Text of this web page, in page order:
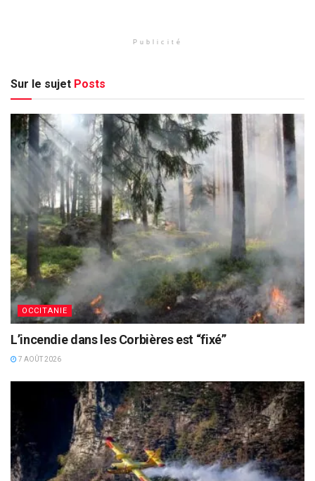
Publicité
Sur le sujet Posts
OCCITANIE
L’incendie dans les Corbières est “fixé”
7 AOÛT 2026